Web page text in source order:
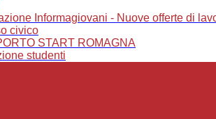
Informagiovani - Nuove offerte di
civico
START ROMAGNA
studenti